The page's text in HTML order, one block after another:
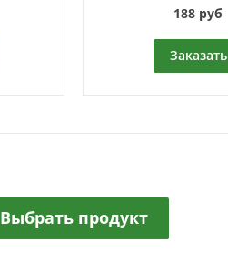
188 руб
Заказать
Выбрать продукт